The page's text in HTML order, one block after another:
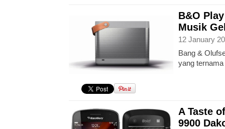
B&O
Musik
12 January
Bang &
yang
A Taste
9900